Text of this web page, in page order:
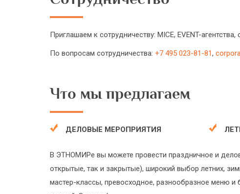
Приглашаем к сотрудничеству: MICE, EVENT-
По вопросам сотрудничества: +7 495 023-81-81,
Что мы предлагаем
ДЕЛОВЫЕ МЕРОПРИЯТИЯ
В ЭТНОМИРе вы можете провести праздничное и
открытые, так и закрытые), широкий выбор летних,
мастер-классы, превосходное, разнообразное меню